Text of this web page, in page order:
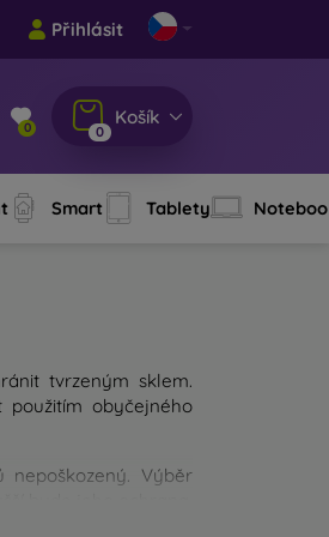
Přihlásit
0 0
Košík
Smart Tablety
tvrzeným sklem.
obyčejného
Výběr